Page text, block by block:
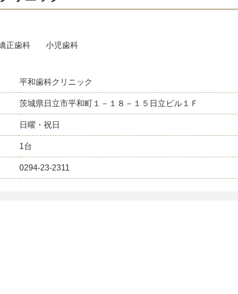
正歯科 小児歯科
平和歯科クリニック
茨城県日立市平和町１－１８－１５日立ビル１Ｆ
日曜・祝日
1台
0294-23-2311